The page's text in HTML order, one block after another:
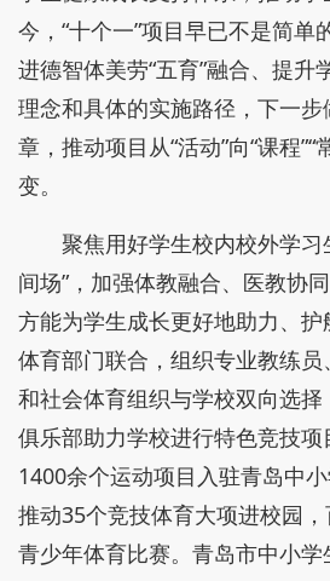
今，“十个一”项目早已不是简单
进德智体美劳“五育”融合、提升
理念和具体的实施路径，下一
章，推动项目从“活动”向“课程”“
变。
聚焦用好学生校内校外学习
间场”，加强体教融合、医教协
方能为学生成长更好地助力、
体育部门联合，组织专业教练
和社会体育组织与学校双向选
俱乐部助力学校进行特色竞技项
1400余个运动项目入驻青岛中
推动35个竞技体育大项进校园
青少年体育比赛。青岛市中小学